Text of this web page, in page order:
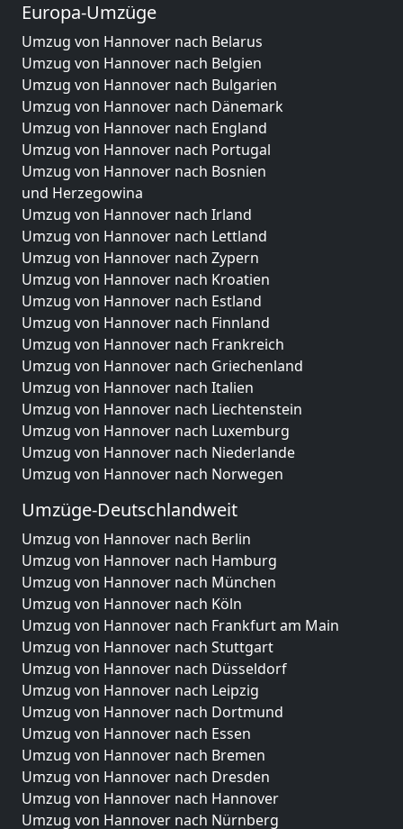
Europa-Umzüge
Umzug von Hannover nach Belarus
Umzug von Hannover nach Belgien
Umzug von Hannover nach Bulgarien
Umzug von Hannover nach Dänemark
Umzug von Hannover nach England
Umzug von Hannover nach Portugal
Umzug von Hannover nach Bosnien
und Herzegowina
Umzug von Hannover nach Irland
Umzug von Hannover nach Lettland
Umzug von Hannover nach Zypern
Umzug von Hannover nach Kroatien
Umzug von Hannover nach Estland
Umzug von Hannover nach Finnland
Umzug von Hannover nach Frankreich
Umzug von Hannover nach Griechenland
Umzug von Hannover nach Italien
Umzug von Hannover nach Liechtenstein
Umzug von Hannover nach Luxemburg
Umzug von Hannover nach Niederlande
Umzug von Hannover nach Norwegen
Umzüge-Deutschlandweit
Umzug von Hannover nach Berlin
Umzug von Hannover nach Hamburg
Umzug von Hannover nach München
Umzug von Hannover nach Köln
Umzug von Hannover nach Frankfurt am Main
Umzug von Hannover nach Stuttgart
Umzug von Hannover nach Düsseldorf
Umzug von Hannover nach Leipzig
Umzug von Hannover nach Dortmund
Umzug von Hannover nach Essen
Umzug von Hannover nach Bremen
Umzug von Hannover nach Dresden
Umzug von Hannover nach Hannover
Umzug von Hannover nach Nürnberg